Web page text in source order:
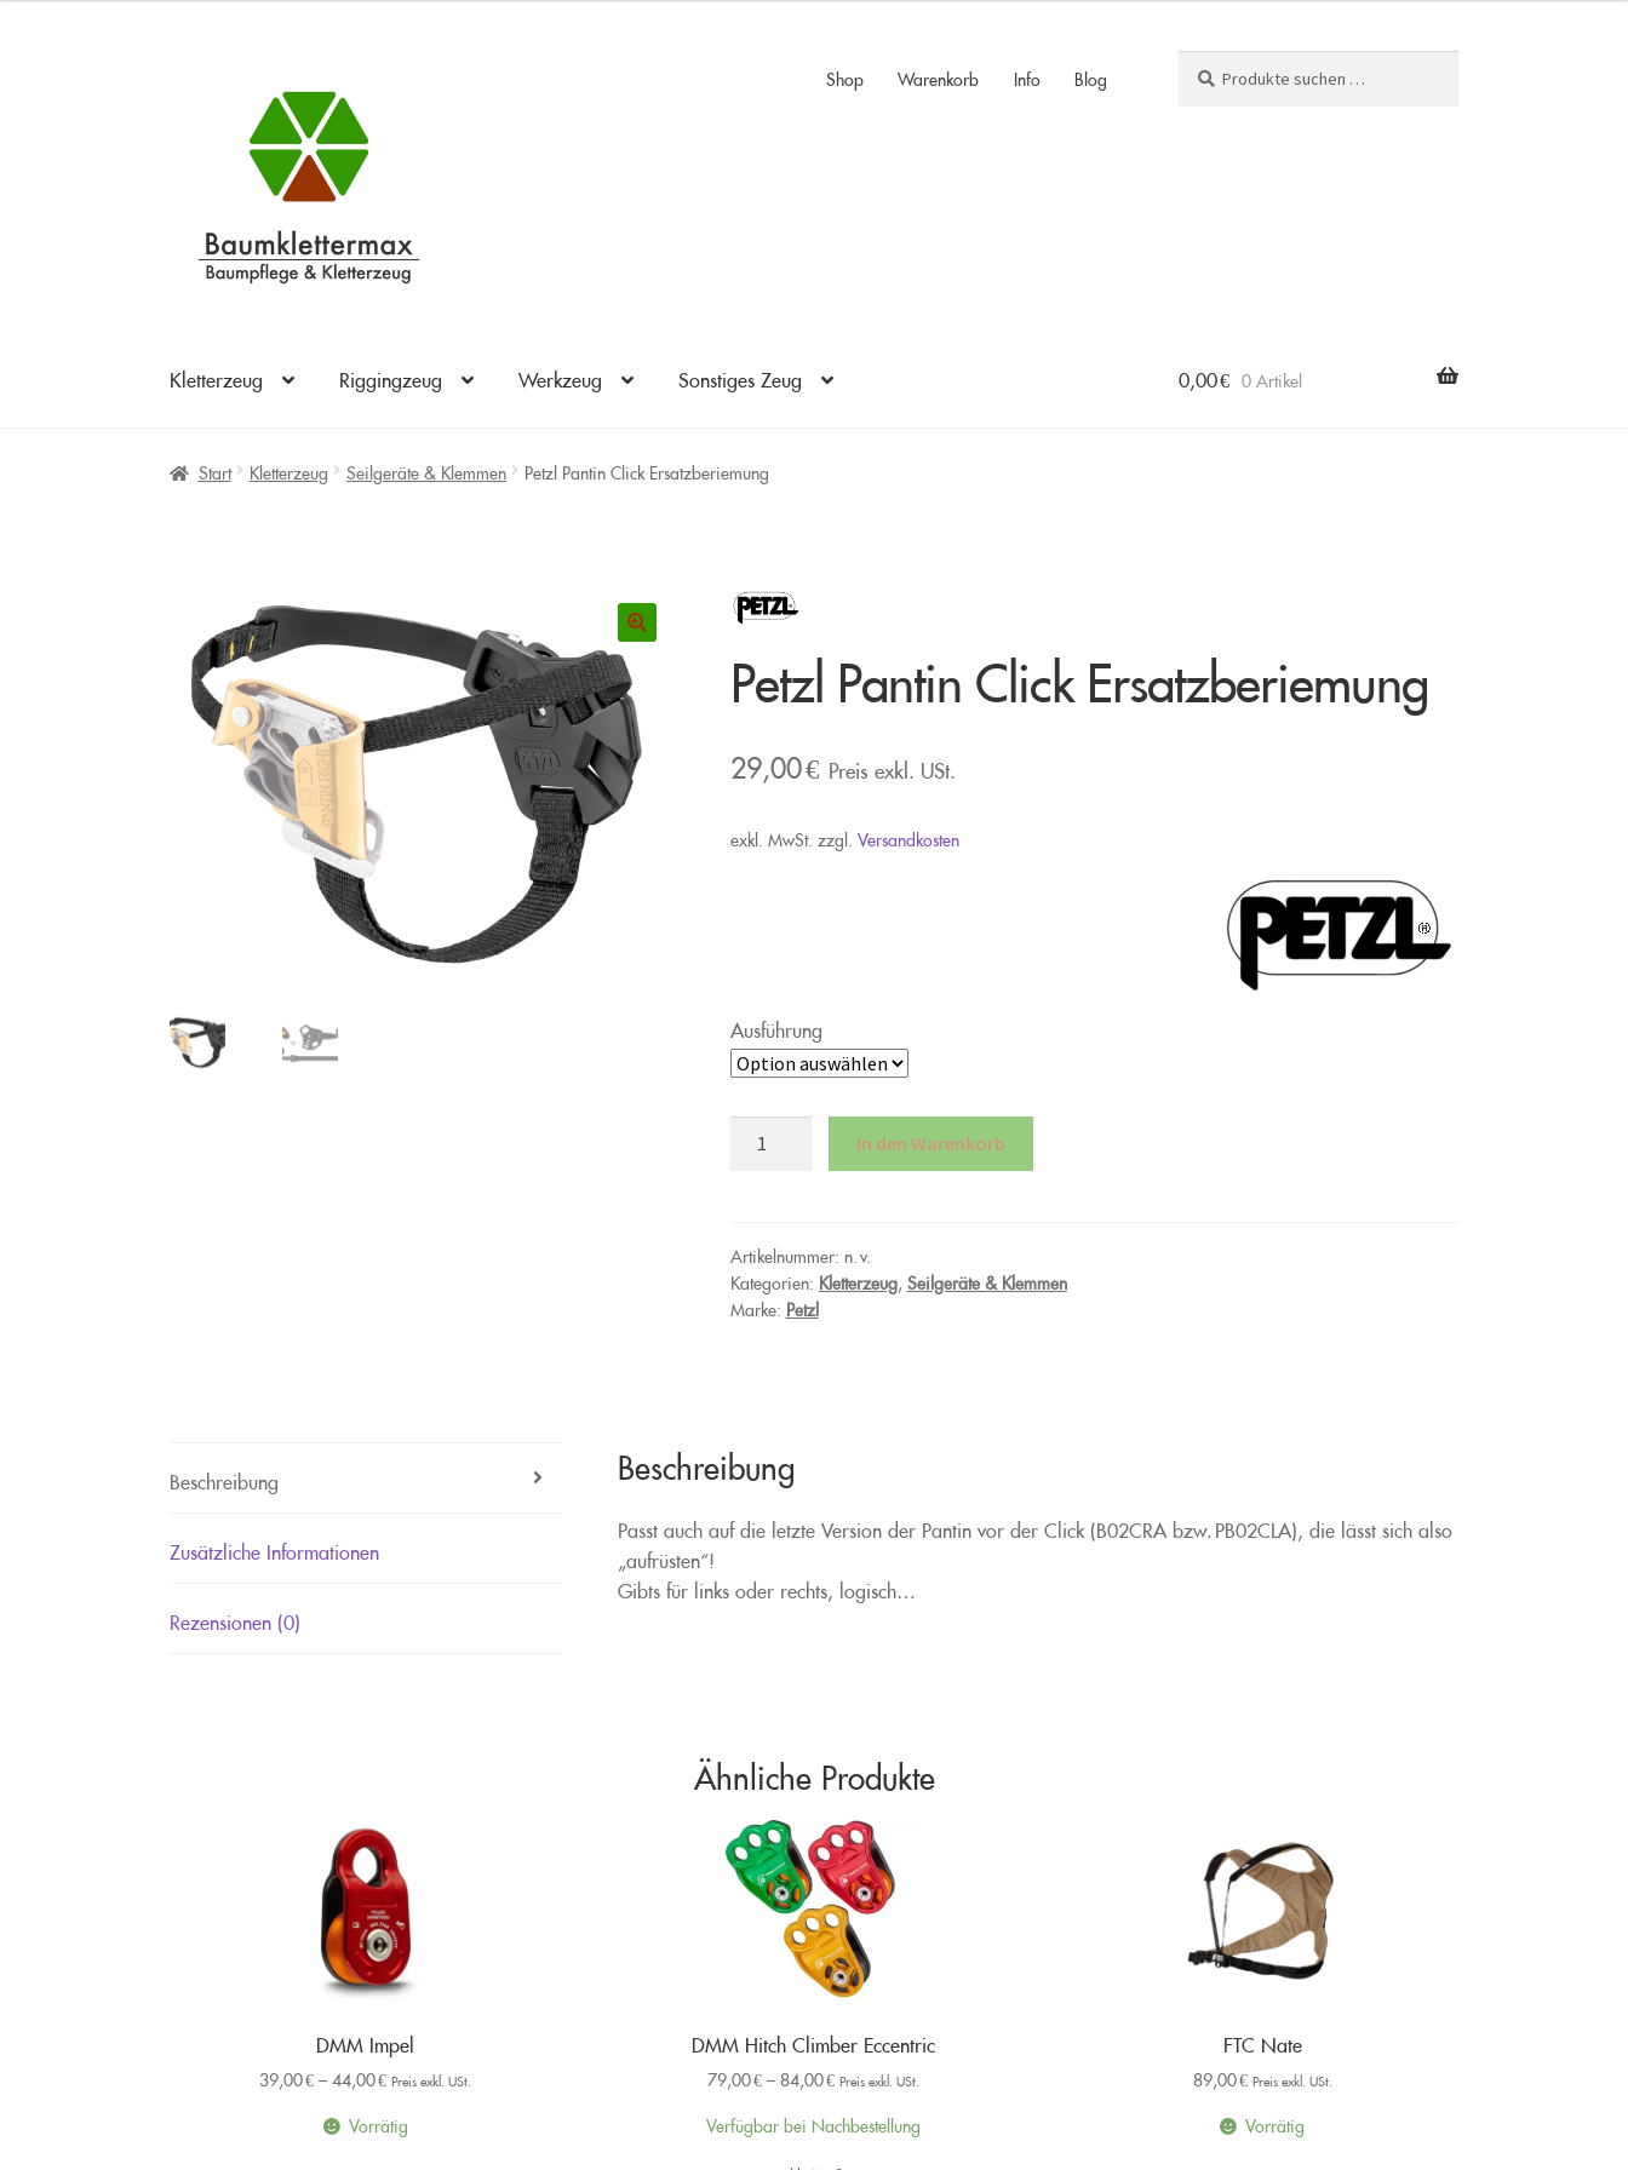
Shop Warenkorb Info Blog Suchen
nach:
Kletterzeug Riggingzeug Werkzeug Sonstiges Zeug 0,00€ 0 Artikel
Start Kletterzeug Seilgeräte & Klemmen Petzl Pantin Click Ersatzberiemung
Petzl Pantin Click Ersatzberiemung
29,00€ Preis exkl. USt.
exkl. MwSt.zzgl.Versandkosten
Ausführung
Petzl
Pantin
Menge
In den Warenkorb
Artikelnummer:n. v.
Kategorien:Kletterzeug,Seilgeräte & Klemmen
Marke:Petzl
Beschreibung
Zusätzliche Informationen
Rezensionen (0)
Beschreibung
Passt auch auf die letzte Version der Pantin vor der Click (B02CRA bzw. PB02CLA), die lässt sich also
„aufrüsten“!
Gibts für links oder rechts, logisch…
Ähnliche Produkte
DMM Impel
39,00€–44,00€Preis exkl. USt.
Vorrätig
DMM Hitch Climber Eccentric
79,00€–84,00€Preis exkl. USt.
Verfügbar bei Nachbestellung
FTC Nate
89,00€Preis exkl. USt.
Vorrätig